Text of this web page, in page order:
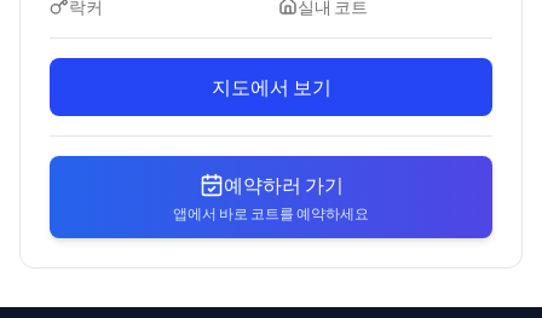
락커
실내 코트
지도에서 보기
예약하러 가기
앱에서 바로 코트를 예약하세요